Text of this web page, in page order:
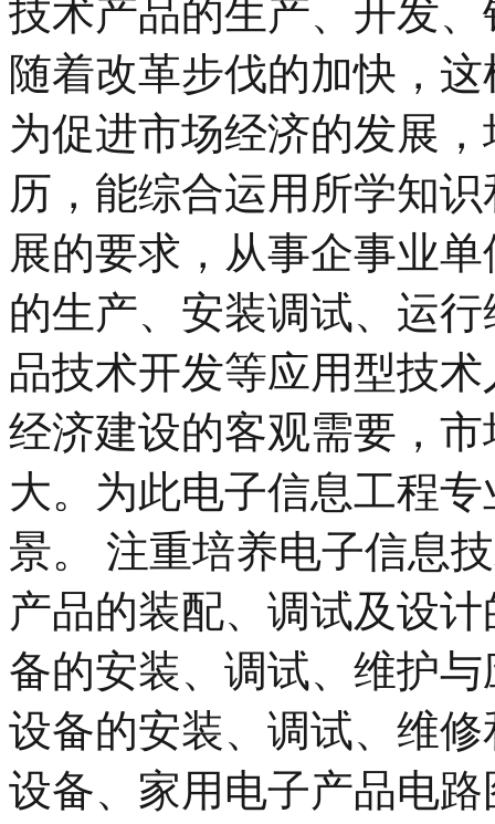
技术产品的生产、开发
随着改革步伐的加快，
为促进市场经济的发展
历，能综合运用所学知
展的要求，从事企事业
的生产、安装调试、运
品技术开发等应用型技
经济建设的客观需要，
大。为此电子信息工程
景。 注重培养电子信息
产品的装配、调试及设
备的安装、调试、维护
设备的安装、调试、维
设备、家用电子产品电